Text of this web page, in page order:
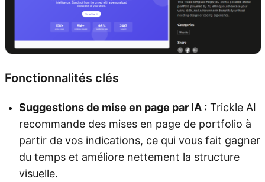
Fonctionnalités clés
Suggestions de mise en page par IA : Trickle AI
recommande des mises en page de portfolio à
partir de vos indications, ce qui vous fait gagner
du temps et améliore nettement la structure
visuelle.